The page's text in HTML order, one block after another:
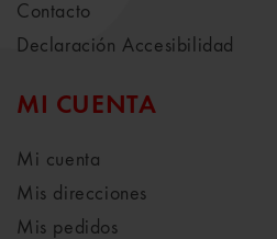
Contacto
Declaración Accesibilidad
MI CUENTA
Mi cuenta
Mis direcciones
Mis pedidos